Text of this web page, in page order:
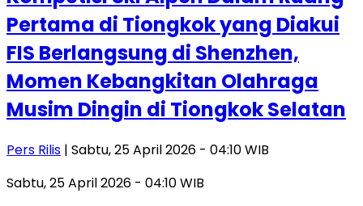
Pertama di Tiongkok yang Diakui
FIS Berlangsung di Shenzhen,
Momen Kebangkitan Olahraga
Musim Dingin di Tiongkok Selatan
Pers Rilis | Sabtu, 25 April 2026 - 04:10 WIB
Sabtu, 25 April 2026 - 04:10 WIB